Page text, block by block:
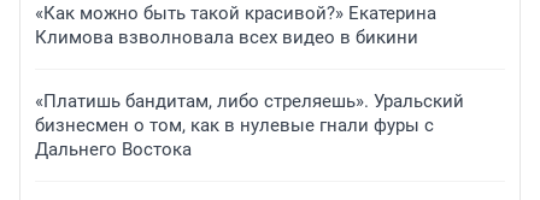
«Как можно быть такой красивой?» Екатерина
Климова взволновала всех видео в бикини
«Платишь бандитам, либо стреляешь». Уральский
бизнесмен о том, как в нулевые гнали фуры с
Дальнего Востока